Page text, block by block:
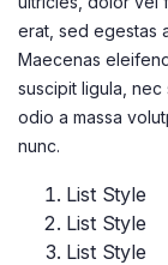
erat, sed egestas
Maecenas
suscipit ligula, nec
odio a massa
nunc.
List Style
List Style
List Style